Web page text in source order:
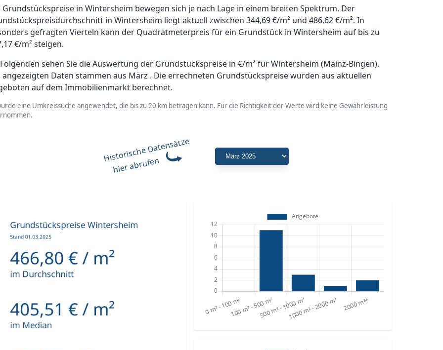
Grundstückspreise in Wintersheim bewegen sich je nach Lage in einem breiten Spektrum. Der
in Wintersheim liegt aktuell zwischen 344,69 €/m² und 486,62 €/m². In
gefragten Vierteln kann der Quadratmeterpreis für ein Grundstück in Wintersheim auf bis zu
€/m² steigen.
sehen Sie die Auswertung der Grundstückspreise in €/m² für Wintersheim (Mainz-Bingen).
angezeigten Daten stammen aus März . Die errechneten Grundstückspreise wurden aus aktuellen
auf dem Immobilienmarkt berechnet.
eine Umkreissuche angewendet, die bis zu 20 km betragen kann. Für die Richtigkeit der Werte wird keine Gewährleistung
Historische Datensätze
hier abrufen